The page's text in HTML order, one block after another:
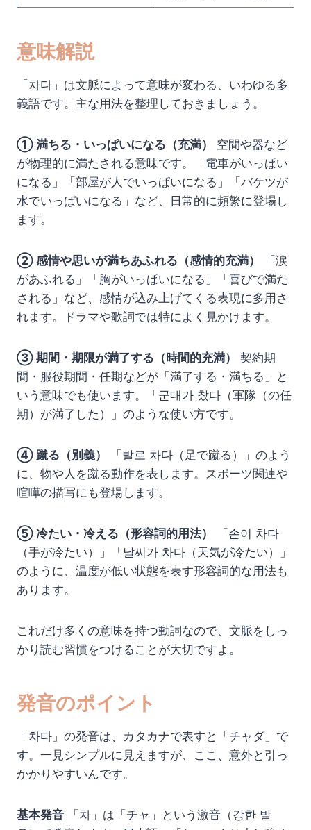
意味解説
「차다」は文脈によって意味が変わる、いわゆる多
義語です。主な用法を整理しておきましょう。
① 満ちる・いっぱいになる（充満）
空間や器など
が物理的に満たされる意味です。「電車がいっぱい
になる」「部屋が人でいっぱいになる」「バケツが
水でいっぱいになる」など、日常的に頻繁に登場し
ます。
② 感情や思いが満ちあふれる（感情的充満）
「涙
があふれる」「胸がいっぱいになる」「喜びで満た
される」など、感情が込み上げてくる表現に多用さ
れます。ドラマや歌詞では特によく見かけます。
③ 期間・期限が満了する（時間的充満）
契約期
間・服役期間・任期などが「満了する・満ちる」と
いう意味でも使います。「군대가 찼다（軍隊（の任
期）が満了した）」のような使い方です。
④ 蹴る（別義）
「발로 차다（足で蹴る）」のよう
に、物や人を蹴る動作を表します。スポーツ関連や
喧嘩の描写にも登場します。
⑤ 冷たい・冷える（形容詞的用法）
「손이 차다
（手が冷たい）」「날씨가 차다（天気が冷たい）」
のように、温度が低い状態を表す形容詞的な用法も
あります。
これだけ多くの意味を持つ動詞なので、文脈をしっ
かり読む習慣をつけることが大切ですよ。
発音のポイント
「차다」の発音は、カタカナで表すと「チャダ」で
す。一見シンプルに見えますが、ここ、意外と引っ
かかりやすいんです。
基本発音 「차」は「チャ」という激音（강한 발